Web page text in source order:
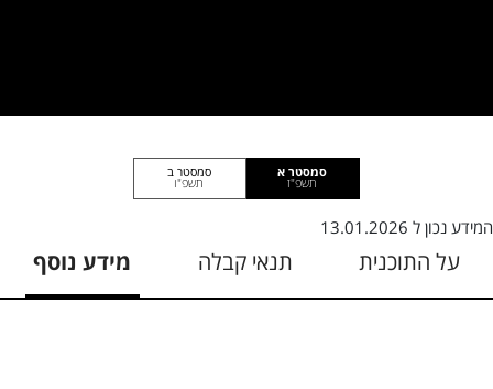
סמסטר א
תשפ"ז
סמסטר ב
תשפ"ו
המידע נכון ל 13.01.2026
על התוכנית תנאי קבלה מידע נוסף